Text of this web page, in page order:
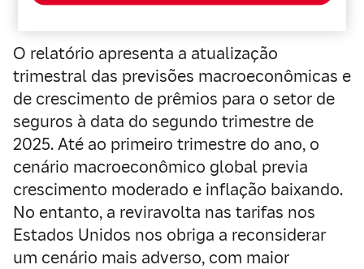
O relatório apresenta a atualização
trimestral das previsões macroeconômicas e
de crescimento de prêmios para o setor de
seguros à data do segundo trimestre de
2025. Até ao primeiro trimestre do ano, o
cenário macroeconômico global previa
crescimento moderado e inflação baixando.
No entanto, a reviravolta nas tarifas nos
Estados Unidos nos obriga a reconsiderar
um cenário mais adverso, com maior